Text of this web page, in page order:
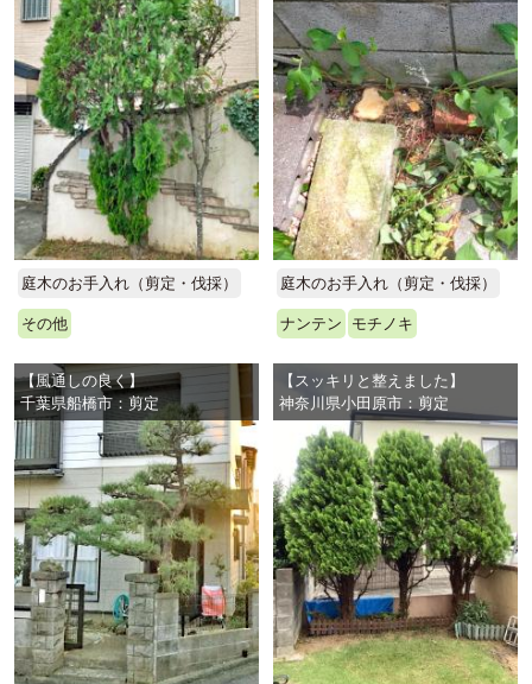
庭木のお手入れ（剪定・伐採）
その他
庭木のお手入れ（剪定・伐採）
ナンテン モチノキ
【風通しの良く】
千葉県船橋市：剪定
【スッキリと整えました】
神奈川県小田原市：剪定